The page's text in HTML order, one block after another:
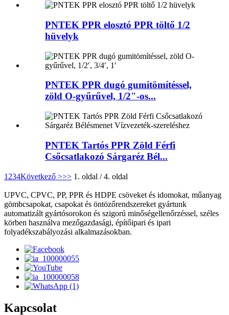
PNTEK PPR elosztó PPR töltő 1/2
hüvelyk
PNTEK PPR dugó gumitömítéssel,
zöld O-gyűrűvel, 1/2"-os...
PNTEK Tartós PPR Zöld Férfi
Csőcsatlakozó Sárgaréz Bél...
1 234Következő >>> 1. oldal / 4. oldal
UPVC, CPVC, PP, PPR és HDPE csöveket és idomokat, műanyag
gömbcsapokat, csapokat és öntözőrendszereket gyártunk
automatizált gyártósorokon és szigorú minőségellenőrzéssel, széles
körben használva mezőgazdasági, építőipari és ipari
folyadékszabályozási alkalmazásokban.
Kapcsolat